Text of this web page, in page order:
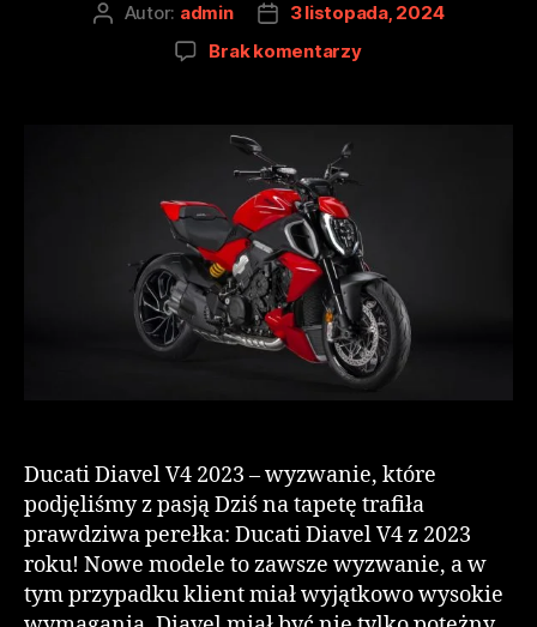
Autor: admin
3 listopada, 2024
Brak komentarzy
Ducati Diavel V4 2023 – wyzwanie, które
podjęliśmy z pasją Dziś na tapetę trafiła
prawdziwa perełka: Ducati Diavel V4 z 2023
roku! Nowe modele to zawsze wyzwanie, a w
tym przypadku klient miał wyjątkowo wysokie